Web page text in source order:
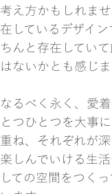
考え方かもしれま
在しているデザイ
ちんと存在してい
はないかとも感じま
なるべく永く、愛
とつひとつを大事
重ね、それぞれが
楽しんでいける生
しての空間をつく